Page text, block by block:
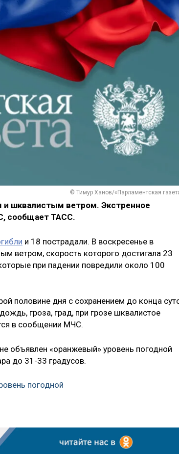
© Тимур Ханов/«Парламентская
шквалистым ветром. Экстренное
сообщает ТАСС.
и 18 пострадали. В воскресенье в
ветром, скорость которого достигала 23
при падении повредили около 100
половине дня с сохранением до конца
гроза, град, при грозе шквалистое
в сообщении МЧС.
объявлен «оранжевый» уровень погодной
до 31-33 градусов.
погодной